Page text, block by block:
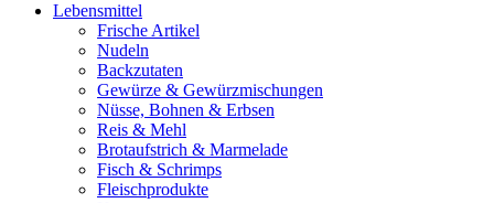
Lebensmittel
Frische Artikel
Nudeln
Backzutaten
Gewürze & Gewürzmischungen
Nüsse, Bohnen & Erbsen
Reis & Mehl
Brotaufstrich & Marmelade
Fisch & Schrimps
Fleischprodukte